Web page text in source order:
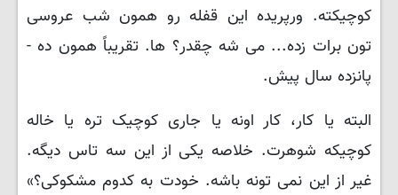
کوچیکته. ورپریده این قفله رو همون شب عروسی
تون برات زده... می شه چقدر؟ ها. تقریباً همون ده -
پانزده سال پیش.
البته یا کار، کار اونه یا جاری کوچیک تره یا خاله
کوچیکه شوهرت. خلاصه یکی از این سه تاس دیگه.
غیر از این نمی تونه باشه. خودت به کدوم مشکوکی؟»